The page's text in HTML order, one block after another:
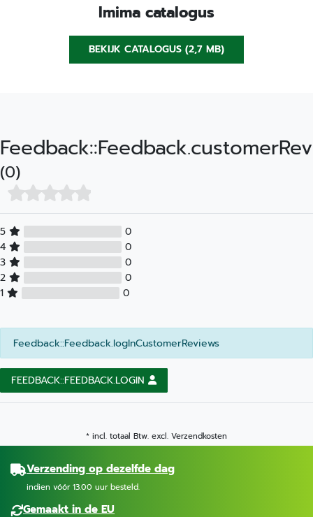
Imima catalogus
BEKIJK CATALOGUS (2,7 MB)
(0)
5
0
4
0
3
0
2
0
1
0
Feedback::Feedback.logInCustomerReviews
FEEDBACK::FEEDBACK.LOGIN
* incl. totaal Btw. excl. Verzendkosten
Verzending op dezelfde dag
indien vóór 13.00 uur besteld.
Gemaakt in de EU